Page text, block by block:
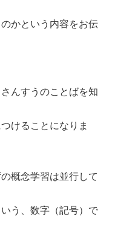
かという内容をお伝
んすうのことばを知
けることになりま
概念学習は並行して
う、数字（記号）で